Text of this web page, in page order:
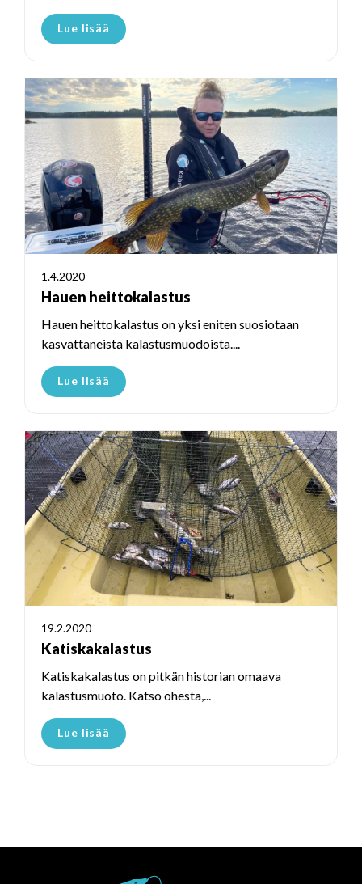
Lue lisää
1.4.2020
Hauen heittokalastus
Hauen heittokalastus on yksi eniten suosiotaan
kasvattaneista kalastusmuodoista....
Lue lisää
19.2.2020
Katiskakalastus
Katiskakalastus on pitkän historian omaava
kalastusmuoto. Katso ohesta,...
Lue lisää